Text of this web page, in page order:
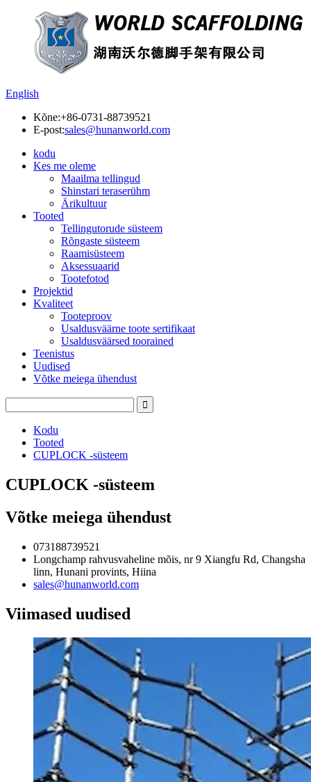
English
Kõne:+86-0731-88739521
E-post:sales@hunanworld.com
kodu
Kes me oleme
Maailma tellingud
Shinstari teraserühm
Ärikultuur
Tooted
Tellingutorude süsteem
Rõngaste süsteem
Raamisüsteem
Aksessuaarid
Tootefotod
Projektid
Kvaliteet
Tooteproov
Usaldusväärne toote sertifikaat
Usaldusväärsed toorained
Teenistus
Uudised
Võtke meiega ühendust
Kodu
Tooted
CUPLOCK -süsteem
CUPLOCK -süsteem
Võtke meiega ühendust
073188739521
Longchamp rahvusvaheline mõis, nr 9 Xiangfu Rd, Changsha
linn, Hunani provints, Hiina
sales@hunanworld.com
Viimased uudised